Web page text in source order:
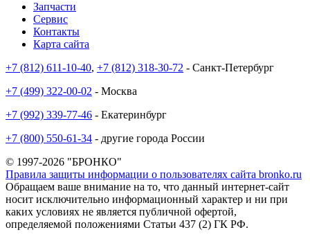
Запчасти
Сервис
Контакты
Карта сайта
+7 (812) 611-10-40, +7 (812) 318-30-72 - Санкт-Петербург
+7 (499) 322-00-02 - Москва
+7 (992) 339-77-46 - Екатеринбург
+7 (800) 550-61-34 - другие города России
© 1997-2026 "БРОНКО"
Правила защиты информации о пользователях сайта bronko.ru
Обращаем ваше внимание на то, что данный интернет-сайт
носит исключительно информационный характер и ни при
каких условиях не является публичной офертой,
определяемой положениями Статьи 437 (2) ГК РФ.